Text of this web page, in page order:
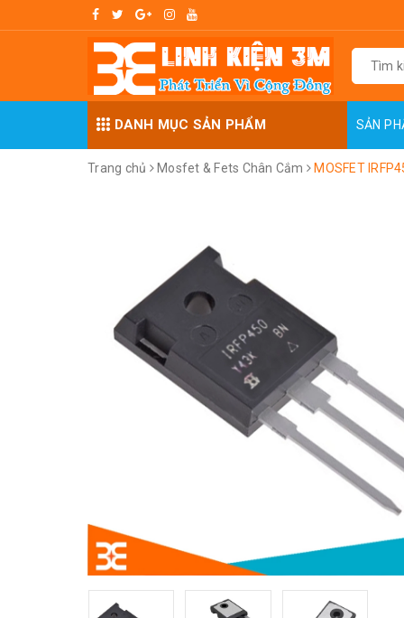
DANH MỤC SẢN PHẨM SẢN
Trang chủ Mosfet & Fets Chân Cắm MOSFET